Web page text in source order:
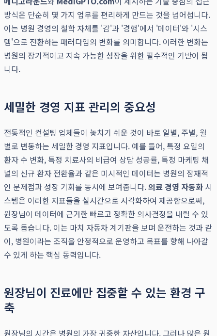
방식은 단순히 몇 가지 업무를 편리하게 만드는 것을 넘어섭니다.
이는 병원 경영의 철학 자체를 '감'과 '경험'에서 '데이터'와 '시스
템'으로 전환하는 패러다임의 변화를 의미합니다. 이러한 변화는
병원의 장기적이고 지속 가능한 성장을 위한 필수적인 기반이 됩
니다.
세밀한 경영 지표 관리의 중요성
전통적인 컨설팅 업체들이 놓치기 쉬운 것이 바로 일별, 주별, 월
별로 변동하는 세밀한 경영 지표입니다. 예를 들어, 특정 요일의
환자 수 변화, 특정 치료사의 비급여 상담 성공률, 특정 마케팅 채
널의 신규 환자 전환율과 같은 미시적인 데이터는 병원의 잠재적
인 문제점과 성장 기회를 동시에 보여줍니다.의료 경영 자동화 시
스템은 이러한 지표들을 실시간으로 시각화하여 제공함으로써,
원장님이 데이터에 근거한 빠르고 정확한 의사결정을 내릴 수 있
도록 돕습니다. 이는 마치 자동차 계기판을 보며 운전하는 것과 같
이, 병원이라는 조직을 안정적으로 운영하고 목표를 향해 나아갈
수 있게 하는 핵심 동력입니다.
원장님이 진료에만 집중할 수 있는 환경 구
축
원장님의 시간은 병원의 가장 귀중한 자산입니다. 그러나 많은 원